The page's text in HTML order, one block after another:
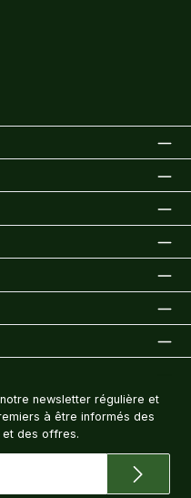
newsletter régulière et
à être informés des
et des offres.